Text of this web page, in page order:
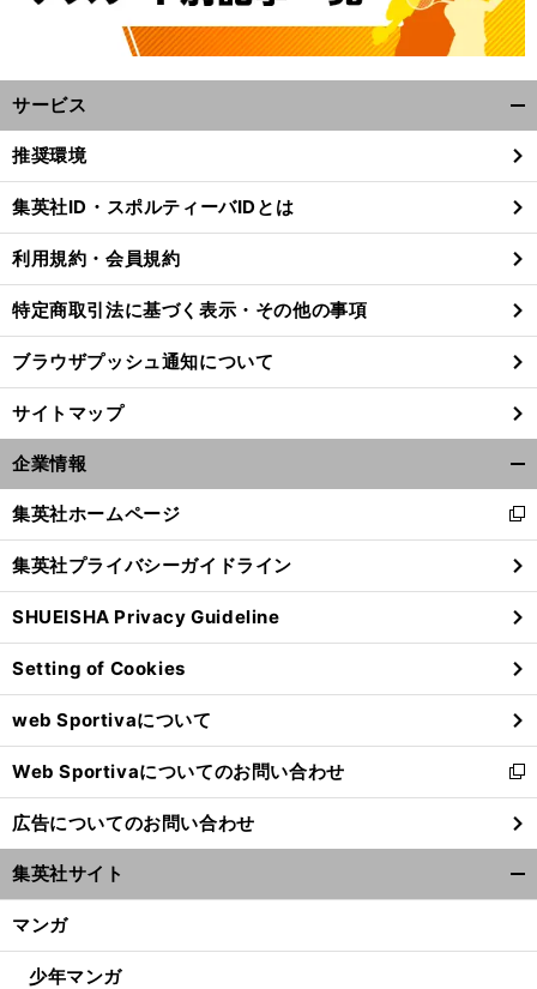
サービス
閉
る
推奨環境
集英社ID・スポルティーバIDとは
利用規約・会員規約
特定商取引法に基づく表示・その他の事項
ブラウザプッシュ通知について
サイトマップ
企業情報
閉
る
集英社ホームページ
新
し
い
ウ
ィ
ン
ド
ウ
で
開
く
集英社プライバシーガイドライン
SHUEISHA Privacy Guideline
Setting of Cookies
web Sportivaについて
Web Sportivaについてのお問い合わせ
新
し
い
ウ
ィ
ン
ウ
広告についてのお問い合わせ
集英社サイト
マンガ
少年マンガ